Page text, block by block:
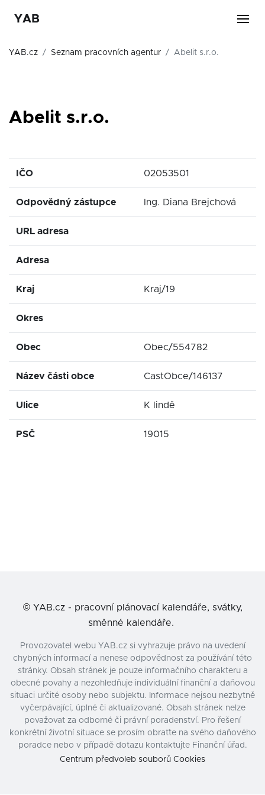
YAB
YAB.cz Seznam pracovních agentur Abelit s.r.o.
Abelit s.r.o.
IČO 02053501
Odpovědný zástupce Ing. Diana Brejchová
URL adresa
Adresa
Kraj Kraj/19
Okres
Obec Obec/554782
Název části obce CastObce/146137
Ulice K lindě
PSČ 19015
© YAB.cz - pracovní plánovací kalendáře, svátky,
směnné kalendáře.
Provozovatel webu YAB.cz si vyhrazuje právo na uvedení
chybných informací a nenese odpovědnost za používání této
stránky. Obsah stránek je pouze informačního charakteru a
obecné povahy a nezohledňuje individuální finanční a daňovou
situaci určité osoby nebo subjektu. Informace nejsou nezbytně
vyčerpávající, úplné či aktualizované. Obsah stránek nelze
považovat za odborné či právní poradenství. Pro řešení
konkrétní životní situace se prosím obraťte na svého daňového
poradce nebo v případě dotazu kontaktujte Finanční úřad.
Centrum předvoleb souborů Cookies